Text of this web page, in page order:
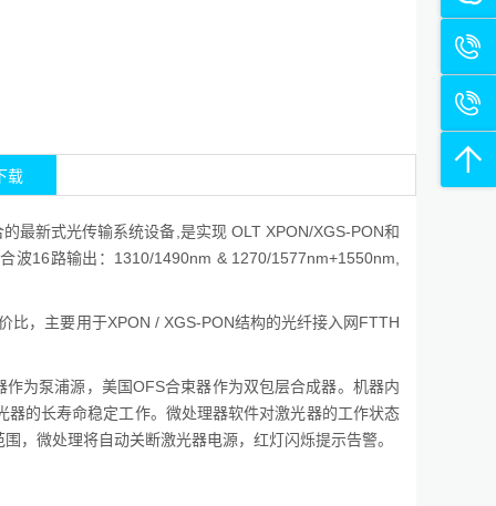
载
最新式光传输系统设备,是实现 OLT XPON/XGS-PON和
波16路输出：1310/1490nm & 1270/1577nm+1550nm,
比，主要用于XPON / XGS-PON结构的光纤接入网FTTH
为泵浦源，美国OFS合束器作为双包层合成器。机器内
的长寿命稳定工作。微处理器软件对激光器的工作状态
，微处理将自动关断激光器电源，红灯闪烁提示告警。